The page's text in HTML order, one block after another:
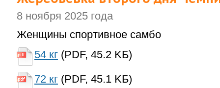
8 ноября 2025 года
Женщины спортивное самбо
54 кг (PDF, 45.2 KБ)
72 кг (PDF, 45.1 KБ)